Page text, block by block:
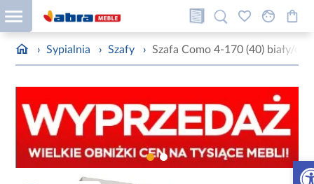
› Sypialnia › Szafy › Szafa Como 4-170 (40) biały/